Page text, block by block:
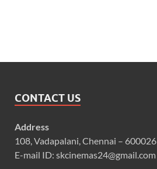
CONTACT US
Address
108, Vadapalani, Chennai – 600026
E-mail ID: skcinemas24@gmail.com